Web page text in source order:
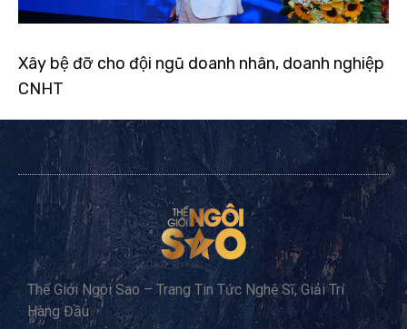
Xây bệ đỡ cho đội ngũ doanh nhân, doanh nghiệp
CNHT
Thế Giới Ngôi Sao – Trang Tin Tức Nghệ Sĩ, Giải Trí
Hàng Đầu